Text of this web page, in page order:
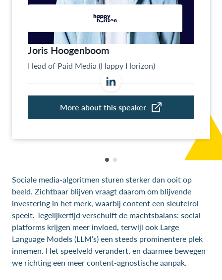
Sociale media-algoritmen sturen sterker dan ooit op
beeld. Zichtbaar blijven vraagt daarom om blijvende
investering in het merk, waarbij content een sleutelrol
speelt. Tegelijkertijd verschuift de machtsbalans: social
platforms krijgen meer invloed, terwijl ook Large
Language Models (LLM’s) een steeds prominentere plek
innemen. Het speelveld verandert, en daarmee bewegen
we richting een meer content-agnostische aanpak.